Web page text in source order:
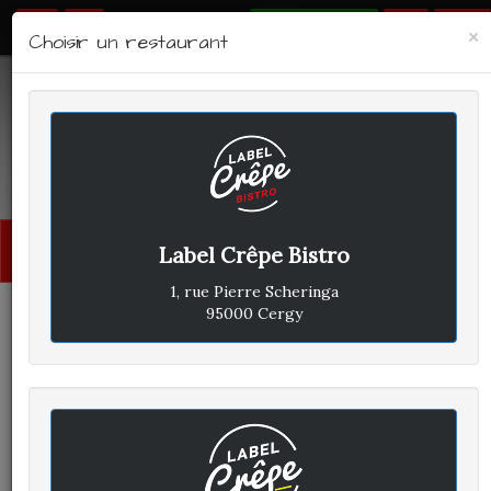
LABEL CRÊPE - BISTRO
GAELLE G A
ÉCRIT LE LUNDI 31 MARS 2025
×
Choisir un restaurant
Label Crêpe Bistro
1, rue Pierre Scheringa
95000 Cergy